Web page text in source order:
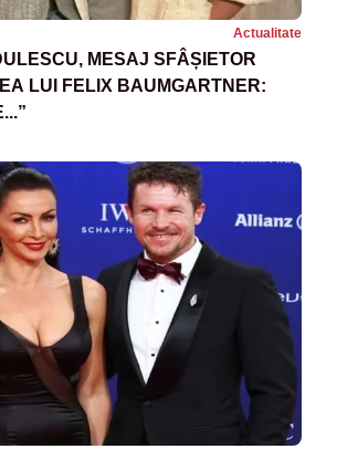
Actualitate
MESAJ SFÂȘIETOR
LUI FELIX BAUMGARTNER: